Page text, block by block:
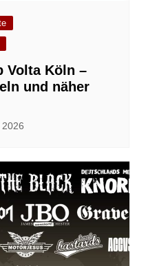
Volta Köln –
und näher
2026